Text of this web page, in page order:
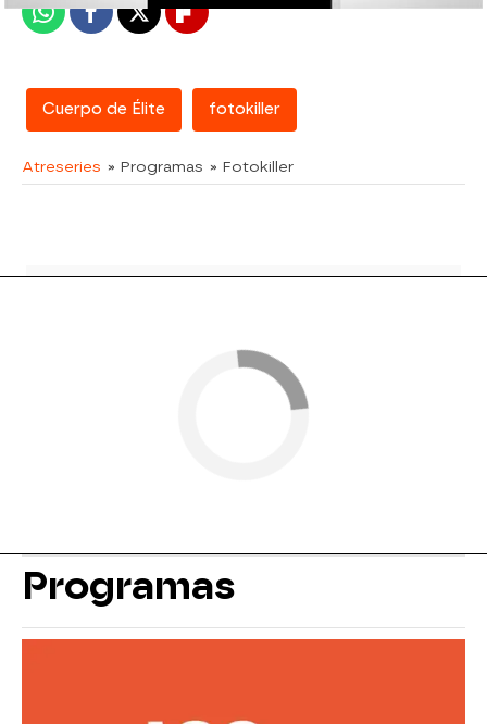
WhatsappFacebook
X Flipboard
Cuerpo de Élite fotokiller
Atreseries » Programas » Fotokiller
Programas